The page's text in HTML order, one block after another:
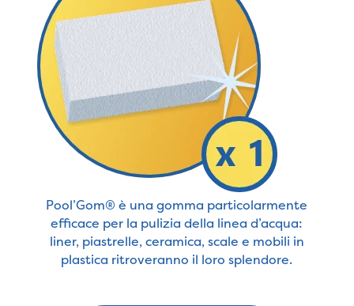
Pool’Gom® è una gomma particolarmente
efficace per la pulizia della linea d’acqua:
liner, piastrelle, ceramica, scale e mobili in
plastica ritroveranno il loro splendore.